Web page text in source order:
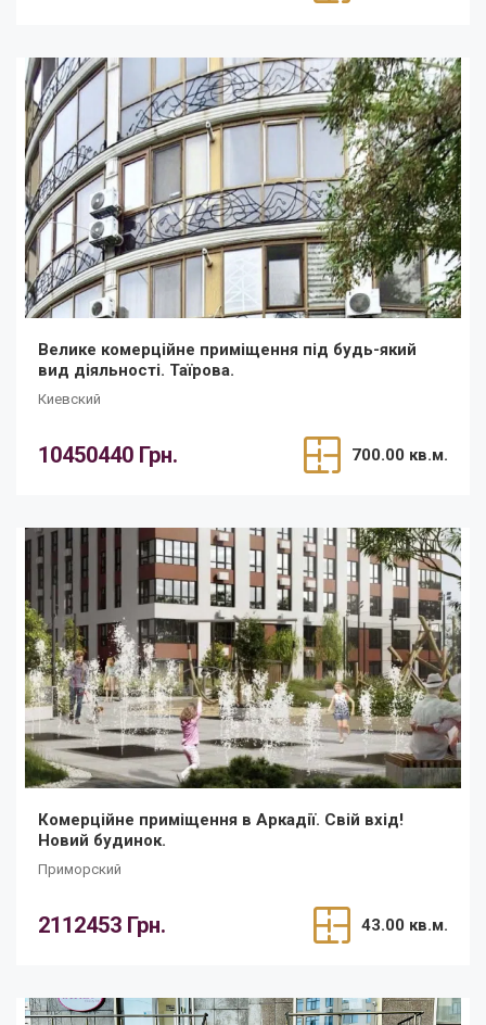
Велике комерційне приміщення під будь-який
вид діяльності. Таїрова.
Киевский
10450440 Грн. 700.00 кв.м.
Комерційне приміщення в Аркадії. Свій вхід!
Новий будинок.
Приморский
2112453 Грн. 43.00 кв.м.